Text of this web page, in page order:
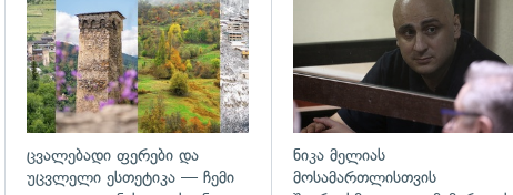
ცვალებადი ფერები და
უცვლელი ესთეტიკა — ჩემი
ნიკა მელიას
მოსამართლისთვის